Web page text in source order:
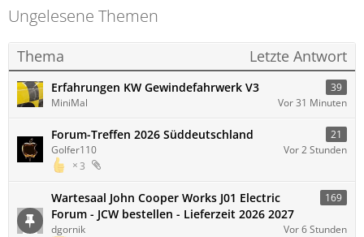
Ungelesene Themen
Thema Letzte Antwort
Erfahrungen KW Gewindefahrwerk V3
39
MiniMal
Vor 31 Minuten
Forum-Treffen 2026 Süddeutschland 21
3
Golfer110 Vor 2 Stunden
Wartesaal John Cooper Works J01 Electric
Forum - JCW bestellen - Lieferzeit 2026 2027
169
dgornik Vor 6 Stunden